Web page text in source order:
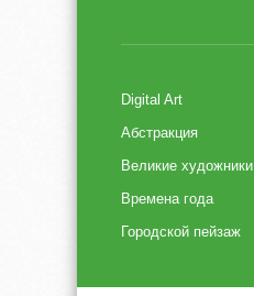
Digital Art
Абстракция
Великие художники
Времена года
Городской пейзаж